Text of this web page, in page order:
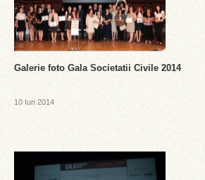
Galerie foto Gala Societatii Civile 2014
10 Iun 2014